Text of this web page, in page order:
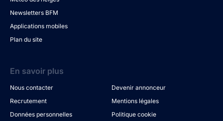
Newsletters BFM
Applications mobiles
Plan du site
En savoir plus
Nous contacter
Devenir annonceur
Recrutement
Mentions légales
Données personnelles
Politique cookie